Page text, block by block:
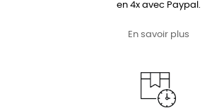
en 4x avec Paypal.
En savoir plus